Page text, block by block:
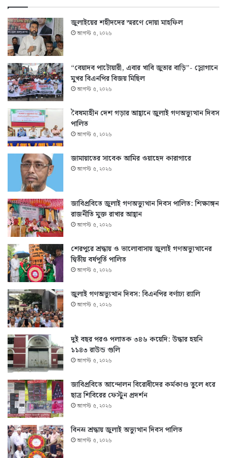
জুলাইয়ের শহীদদের স্মরণে দোয়া মাহফিল
আগস্ট ৫, ২০২৬
“বেয়াদব পাটোয়ারী, এবার খাবি জুতার বাড়ি”- স্লোগানে
মুখর বিএনপির বিজয় মিছিল
আগস্ট ৫, ২০২৬
বৈষম্যহীন দেশ গড়ার আহ্বানে জুলাই গণঅভ্যুত্থান দিবস
পালিত
আগস্ট ৫, ২০২৬
জামায়াতের সাবেক আমির ওয়াহেদ কারাগারে
আগস্ট ৫, ২০২৬
জাবিপ্রবিতে জুলাই গণঅভ্যুত্থান দিবস পালিত: শিক্ষাঙ্গন
রাজনীতি মুক্ত রাখার আহ্বান
আগস্ট ৫, ২০২৬
শেরপুরে শ্রদ্ধায় ও ভালোবাসায় জুলাই গণঅভ্যুত্থানের
দ্বিতীয় বর্ষপূর্তি পালিত
আগস্ট ৫, ২০২৬
জুলাই গণঅভ্যুত্থান দিবস: বিএনপির বর্ণাঢ্য র‍্যালি
আগস্ট ৫, ২০২৬
দুই বছর পরও পলাতক ৩৪৬ কয়েদি: উদ্ধার হয়নি
১১৪৩ রাউন্ড গুলি
আগস্ট ৫, ২০২৬
জাবিপ্রবিতে আন্দোলন বিরোধীদের কর্মকাণ্ড তুলে ধরে
ছাত্র শিবিরের ফেস্টুন প্রদর্শন
আগস্ট ৫, ২০২৬
বিনম্র শ্রদ্ধায় জুলাই অভ্যুত্থান দিবস পালিত
আগস্ট ৫, ২০২৬